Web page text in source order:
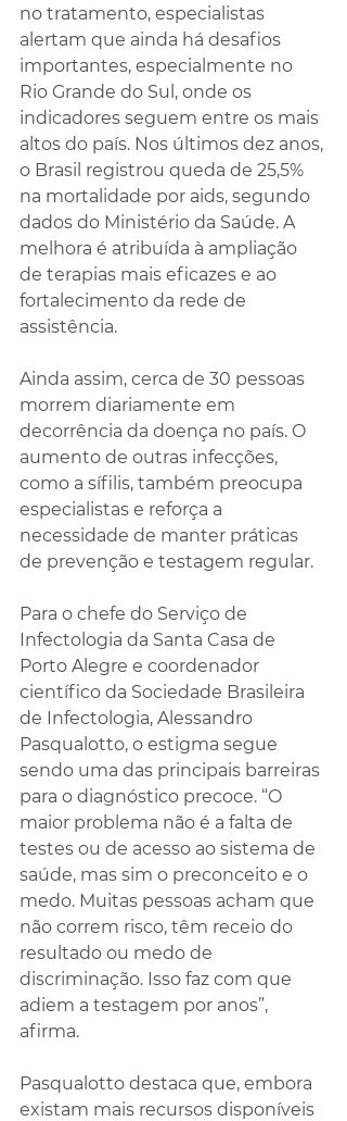
no tratamento, especialistas
alertam que ainda há desafios
importantes, especialmente no
Rio Grande do Sul, onde os
indicadores seguem entre os mais
altos do país. Nos últimos dez anos,
o Brasil registrou queda de 25,5%
na mortalidade por aids, segundo
dados do Ministério da Saúde. A
melhora é atribuída à ampliação
de terapias mais eficazes e ao
fortalecimento da rede de
assistência.
Ainda assim, cerca de 30 pessoas
morrem diariamente em
decorrência da doença no país. O
aumento de outras infecções,
como a sífilis, também preocupa
especialistas e reforça a
necessidade de manter práticas
de prevenção e testagem regular.
Para o chefe do Serviço de
Infectologia da Santa Casa de
Porto Alegre e coordenador
científico da Sociedade Brasileira
de Infectologia, Alessandro
Pasqualotto, o estigma segue
sendo uma das principais barreiras
para o diagnóstico precoce. “O
maior problema não é a falta de
testes ou de acesso ao sistema de
saúde, mas sim o preconceito e o
medo. Muitas pessoas acham que
não correm risco, têm receio do
resultado ou medo de
discriminação. Isso faz com que
adiem a testagem por anos”,
afirma.
Pasqualotto destaca que, embora
existam mais recursos disponíveis